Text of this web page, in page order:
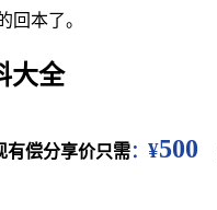
本了。
大全
有偿分享价只需： ¥500